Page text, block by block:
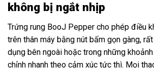
không bị ngắt nhịp
Trứng rung BooJ Pepper cho phép điều
trên thân máy bằng nút bấm gọn gàng,
dụng bên ngoài hoặc trong những
chỉnh nhanh theo cảm xúc tức thì. Mọi